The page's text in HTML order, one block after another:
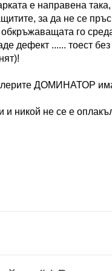
е направена
за да не се
го
дефект ...... тоест
ДОМИНАТОР
и никой не се е